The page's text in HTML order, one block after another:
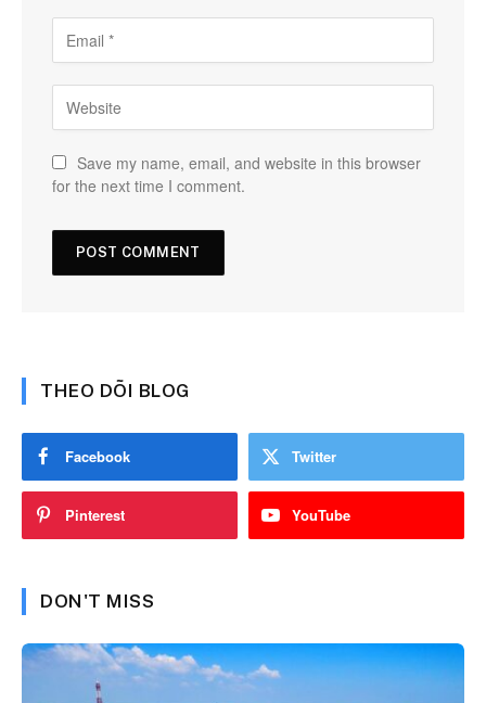
Save my name, email, and website in this browser
for the next time I comment.
THEO DÕI BLOG
Facebook Twitter
Pinterest YouTube
DON'T MISS